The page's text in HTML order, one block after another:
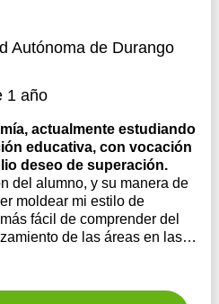
Autónoma de Durango
1 año
actualmente estudiando
educativa, con vocación
deseo de superación.
del alumno, y su manera de
moldear mi estilo de
fácil de comprender del
de las áreas en las
mejorar la capacidad de